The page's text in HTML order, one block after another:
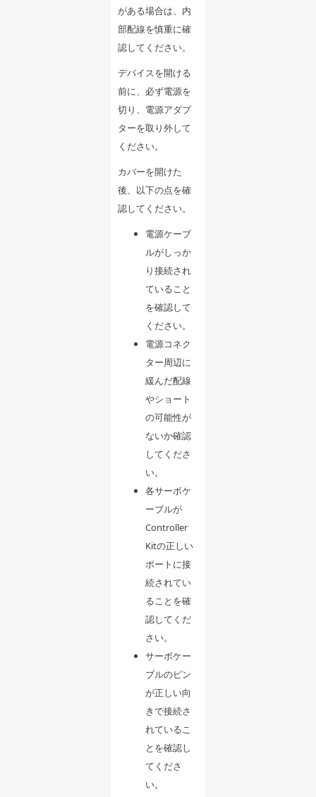
がある場合は、内
部配線を慎重に確
認してください。
デバイスを開ける
前に、必ず電源を
切り、電源アダプ
ターを取り外して
ください。
カバーを開けた
後、以下の点を確
認してください。
電源ケーブ
ルがしっか
り接続され
ていること
を確認して
ください。
電源コネク
ター周辺に
緩んだ配線
やショート
の可能性が
ないか確認
してくださ
い。
各サーボケ
ーブルが
Controller
Kitの正しい
ポートに接
続されてい
ることを確
認してくだ
さい。
サーボケー
ブルのピン
が正しい向
きで接続さ
れているこ
とを確認し
てくださ
い。